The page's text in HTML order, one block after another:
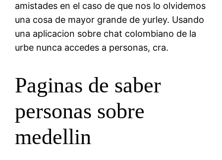
amistades en el caso de que nos lo olvidemos
una cosa de mayor grande de yurley. Usando
una aplicacion sobre chat colombiano de la
urbe nunca accedes a personas, cra.
Paginas de saber
personas sobre
medellin